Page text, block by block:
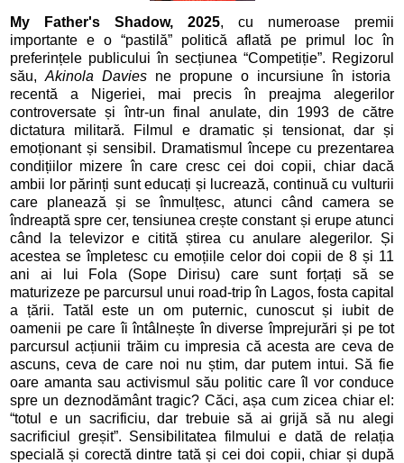
My Father's Shadow, 2025, cu numeroase premii
importante e o “pastilă” politică aflată pe primul loc în
preferințele publicului în secțiunea “Competiție”. Regizorul
său, Akinola Davies ne propune o incursiune în istoria
recentă a Nigeriei, mai precis în preajma alegerilor
controversate și într-un final anulate, din 1993 de către
dictatura militară. Filmul e dramatic și tensionat, dar și
emoționant și sensibil. Dramatismul începe cu prezentarea
condițiilor mizere în care cresc cei doi copii, chiar dacă
ambii lor părinți sunt educați și lucrează, continuă cu vulturii
care planează și se înmulțesc, atunci când camera se
îndreaptă spre cer, tensiunea crește constant și erupe atunci
când la televizor e citită știrea cu anulare alegerilor. Și
acestea se împletesc cu emoțiile celor doi copii de 8 și 11
ani ai lui Fola (Sope Dirisu) care sunt forțați să se
maturizeze pe parcursul unui road-trip în Lagos, fosta capital
a țării. Tatăl este un om puternic, cunoscut și iubit de
oamenii pe care îi întâlnește în diverse împrejurări și pe tot
parcursul acțiunii trăim cu impresia că acesta are ceva de
ascuns, ceva de care noi nu știm, dar putem intui. Să fie
oare amanta sau activismul său politic care îl vor conduce
spre un deznodământ tragic? Căci, așa cum zicea chiar el:
“totul e un sacrificiu, dar trebuie să ai grijă să nu alegi
sacrificiul greșit”. Sensibilitatea filmului e dată de relația
specială și corectă dintre tată și cei doi copii, chiar și după